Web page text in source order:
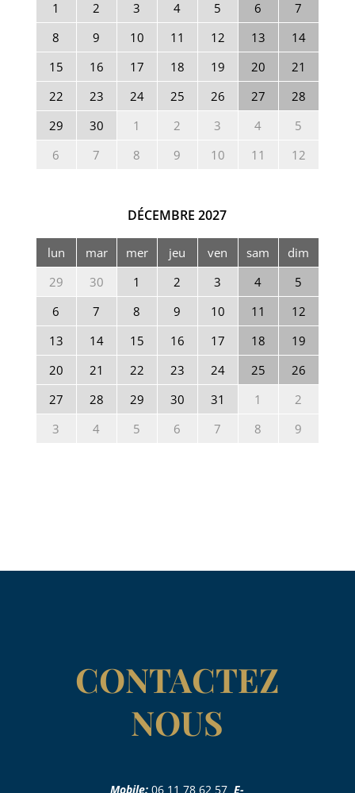
1
2 3 4 5 6
7
8
9 10 11 12 13
14
15
16 17 18 19 20
21
22
23 24 25 26 27
28
29
30 1 2 3 4
5
6
7 8 9 10 11 12
DÉCEMBRE 2027
lun mar mer jeu ven sam
dim
29
30 1 2 3 4
5
6
7 8 9 10 11
12
13
14 15 16 17 18
19
20
21 22 23 24 25
26
27
28 29 30 31 1
2
3
4 5 6 7 8 9
CONTACTEZ
NOUS
Mobile: 06 11 78 62 57E-